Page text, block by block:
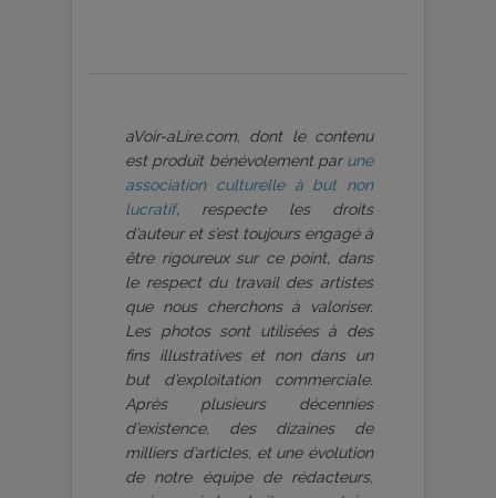
aVoir-aLire.com, dont le contenu
est produit bénévolement par une
association culturelle à but non
lucratif, respecte les droits
d’auteur et s’est toujours engagé à
être rigoureux sur ce point, dans
le respect du travail des artistes
que nous cherchons à valoriser.
Les photos sont utilisées à des
fins illustratives et non dans un
but d’exploitation commerciale.
Après plusieurs décennies
d’existence, des dizaines de
milliers d’articles, et une évolution
de notre équipe de rédacteurs,